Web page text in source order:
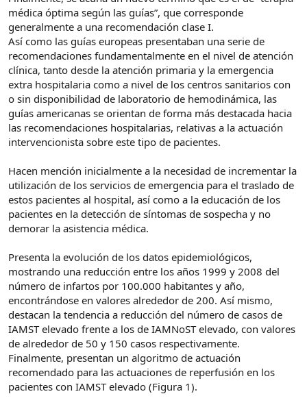
médica óptima según las guías”, que corresponde
generalmente a una recomendación clase I.
Así como las guías europeas presentaban una serie de
recomendaciones fundamentalmente en el nivel de atención
clínica, tanto desde la atención primaria y la emergencia
extra hospitalaria como a nivel de los centros sanitarios con
o sin disponibilidad de laboratorio de hemodinámica, las
guías americanas se orientan de forma más destacada hacia
las recomendaciones hospitalarias, relativas a la actuación
intervencionista sobre este tipo de pacientes.
Hacen mención inicialmente a la necesidad de incrementar la
utilización de los servicios de emergencia para el traslado de
estos pacientes al hospital, así como a la educación de los
pacientes en la detección de síntomas de sospecha y no
demorar la asistencia médica.
Presenta la evolución de los datos epidemiológicos,
mostrando una reducción entre los años 1999 y 2008 del
número de infartos por 100.000 habitantes y año,
encontrándose en valores alrededor de 200. Así mismo,
destacan la tendencia a reducción del número de casos de
IAMST elevado frente a los de IAMNoST elevado, con valores
de alrededor de 50 y 150 casos respectivamente.
Finalmente, presentan un algoritmo de actuación
recomendado para las actuaciones de reperfusión en los
pacientes con IAMST elevado (Figura 1).